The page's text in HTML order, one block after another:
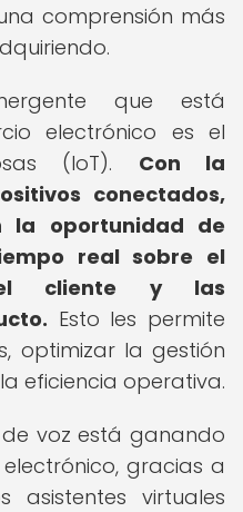
comprensión más
que está
electrónico es el
(IoT). Con la
conectados,
la oportunidad de
real sobre el
cliente y las
Esto les permite
optimizar la gestión
eficiencia operativa.
voz está ganando
gracias a
virtuales